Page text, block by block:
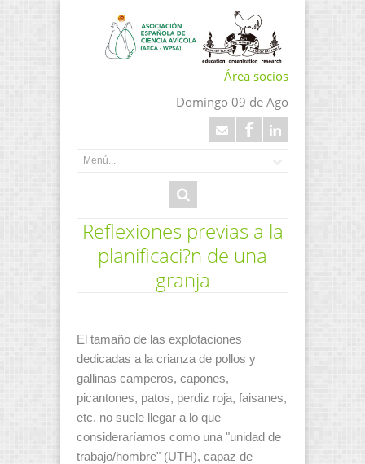
Área socios
Domingo 09 de Ago
Reflexiones previas a la
planificaci?n de una
granja
El tamaño de las explotaciones
dedicadas a la crianza de pollos y
gallinas camperos, capones,
picantones, patos, perdiz roja, faisanes,
etc. no suele llegar a lo que
consideraríamos como una "unidad de
trabajo/hombre" (UTH), capaz de